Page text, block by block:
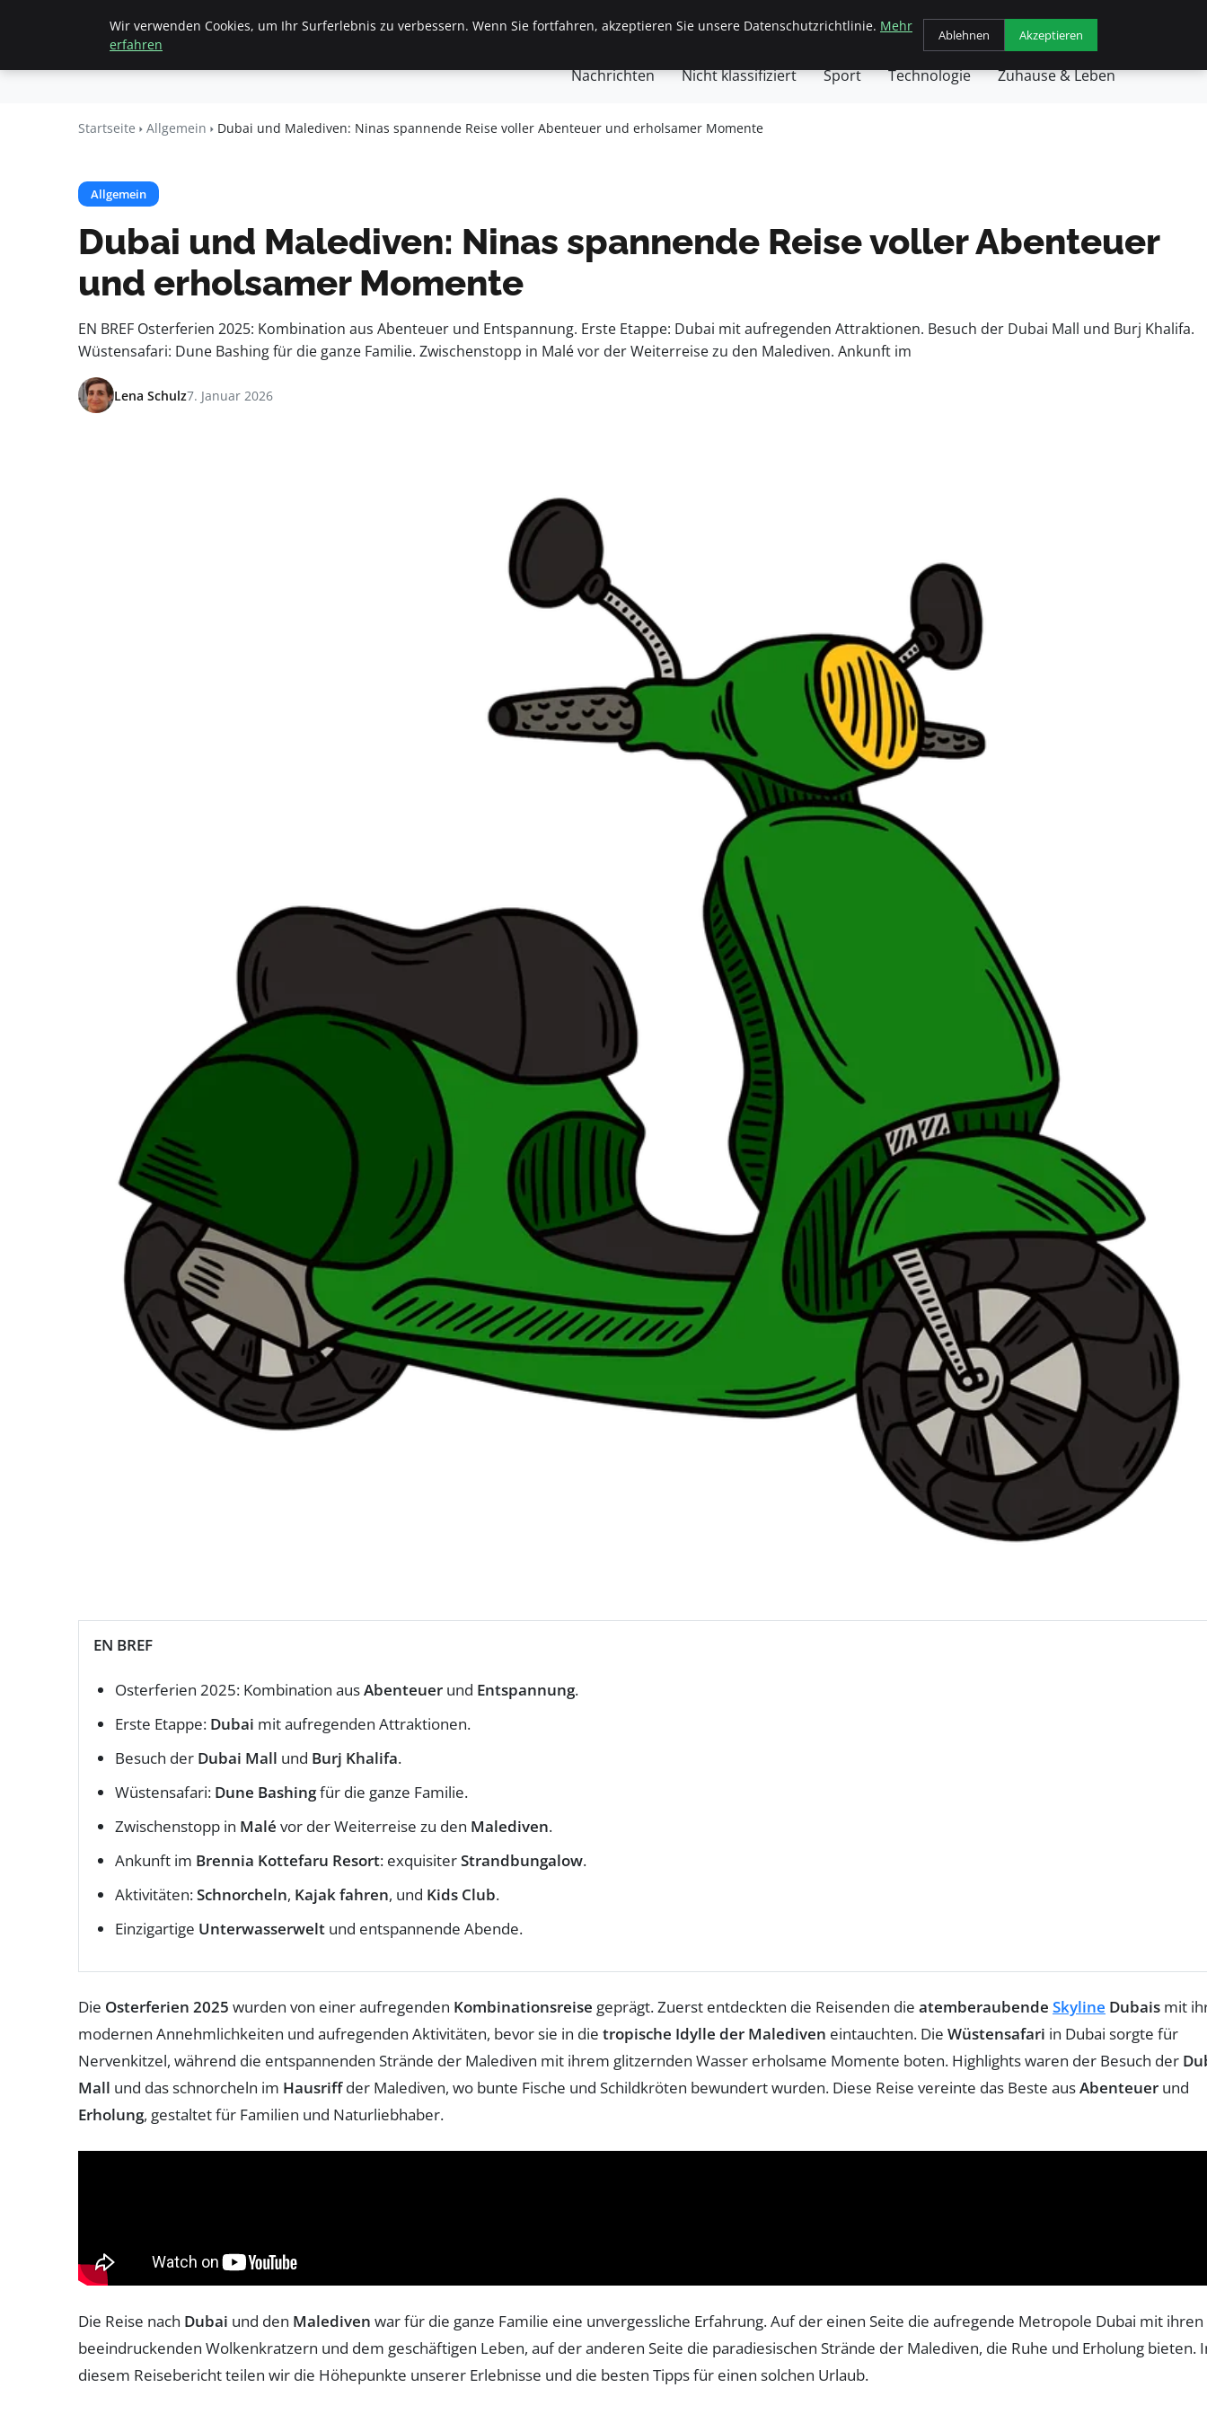
Beyond
Startseite Allgemein Finanzen & Immobilien Frauen / Mode Geschäft Gesundheit Haustiere Kochen
Nachrichten Nicht klassifiziert Sport Technologie Zuhause & Leben
Startseite Allgemein Dubai und Malediven: Ninas spannende Reise voller Abenteuer und erholsamer Momente
Allgemein
Dubai und Malediven: Ninas spannende Reise voller Abenteuer
und erholsamer Momente
EN BREF Osterferien 2025: Kombination aus Abenteuer und Entspannung. Erste Etappe: Dubai mit aufregenden Attraktionen. Besuch der Dubai Mall und Burj Khalifa.
Wüstensafari: Dune Bashing für die ganze Familie. Zwischenstopp in Malé vor der Weiterreise zu den Malediven. Ankunft im
Lena Schulz7. Januar 2026
EN BREF
Osterferien 2025: Kombination ausAbenteuer und Entspannung.
Erste Etappe: Dubai mit aufregenden Attraktionen.
Besuch der Dubai Mall und Burj Khalifa.
Wüstensafari: Dune Bashingfür die ganze Familie.
Zwischenstopp in Malé vor der Weiterreise zu den Malediven.
Ankunft im Brennia Kottefaru Resort: exquisiterStrandbungalow.
Aktivitäten:Schnorcheln, Kajak fahren, und Kids Club.
Einzigartige Unterwasserwelt und entspannende Abende.
Die Osterferien 2025 wurden von einer aufregenden Kombinationsreise geprägt. Zuerst entdeckten die Reisenden die atemberaubende Skyline Dubais mit
modernen Annehmlichkeiten und aufregenden Aktivitäten, bevor sie in die tropische Idylle der Malediven eintauchten. Die Wüstensafari in Dubai sorgte für
Nervenkitzel, während die entspannenden Strände der Malediven mit ihrem glitzernden Wasser erholsame Momente boten. Highlights waren der Besuch der
Mall und das schnorcheln im Hausriffder Malediven, wo bunte Fische und Schildkröten bewundert wurden. Diese Reise vereinte das Beste ausAbenteuer und
Erholung, gestaltet für Familien und Naturliebhaber.
Die Reise nach Dubai und den Malediven war für die ganze Familie eine unvergessliche Erfahrung. Auf der einen Seite die aufregende Metropole Dubai mit ihren
beeindruckenden Wolkenkratzern und dem geschäftigen Leben, auf der anderen Seite die paradiesischen Strände der Malediven, die Ruhe und Erholung bieten.
diesem Reisebericht teilen wir die Höhepunkte unserer Erlebnisse und die besten Tipps für einen solchen Urlaub.
Wir verwenden Cookies, um Ihr Surferlebnis zu verbessern. Wenn Sie fortfahren, akzeptieren Sie unsere Datenschutzrichtlinie. Mehr
erfahren
Ablehnen Akzeptieren